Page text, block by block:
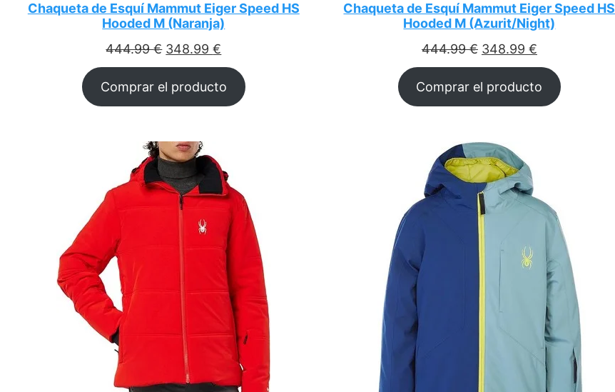
Chaqueta de Esquí Mammut Eiger Speed HS
Hooded M (Naranja)
444.99€ El
precio
original
era:
348.99€
precio
actual
es:
Comprar el producto
Chaqueta de Esquí Mammut Eiger Speed HS
Hooded M (Azurit/Night)
444.99€ El
precio
original
era:
348.99 €El
precio
actual
es:
Comprar el producto